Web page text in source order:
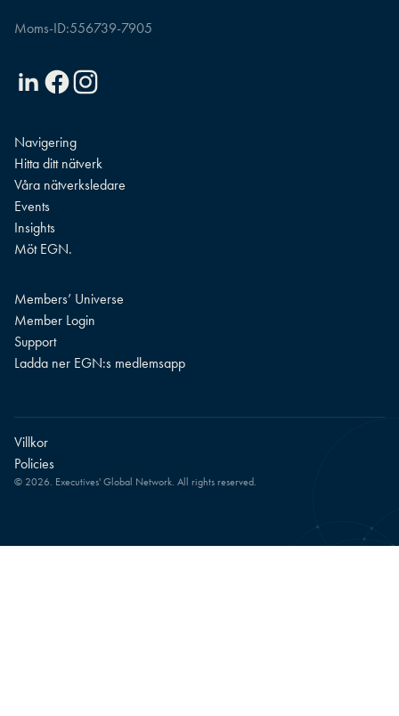
Moms-ID:556739-7905
LinkedinFacebookInstagram
Navigering
Hitta ditt nätverk
Våra nätverksledare
Events
Insights
Möt EGN.
Members’ Universe
Member Login
Support
Ladda ner EGN:s medlemsapp
© 2026. Executives' Global Network. All rights reserved.
Villkor
Policies